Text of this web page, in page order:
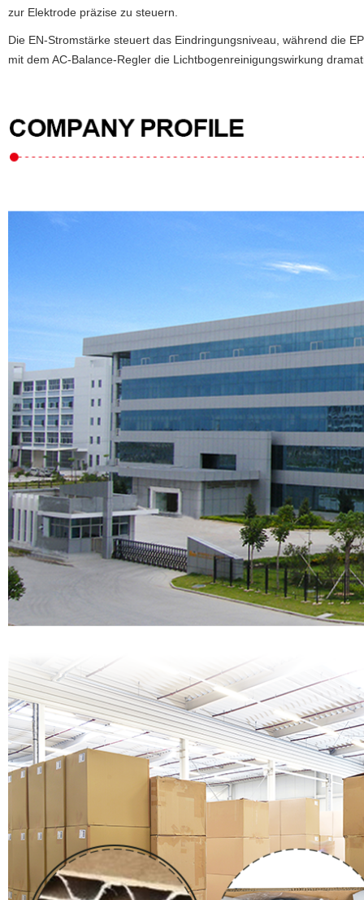
zur Elektrode präzise zu steuern.
Die EN-Stromstärke steuert das Eindringungsniveau, während die
mit dem AC-Balance-Regler die Lichtbogenreinigungswirkung